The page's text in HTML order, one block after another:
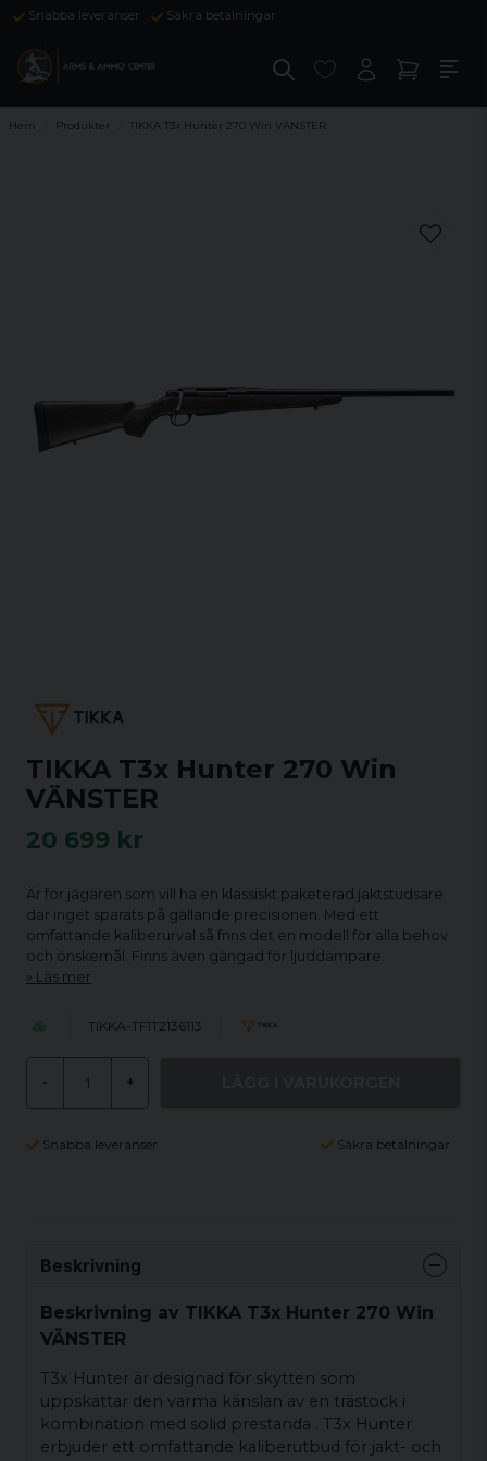
Snabba leveranser Säkra betalningar
Hem Produkter TIKKA T3x Hunter 270 Win VÄNSTER
TIKKA T3x Hunter 270 Win
VÄNSTER
20 699 kr
Är för jägaren som vill ha en klassiskt paketerad jaktstudsare
där inget sparats på gällande precisionen. Med ett
omfattande kaliberurval så fnns det en modell för alla behov
och önskemål. Finns även gängad för ljuddämpare.
Läs mer
TIKKA-TF1T2136113
- +
Snabba leveranser Säkra betalningar
Beskrivning
Beskrivning av TIKKA T3x Hunter 270 Win
VÄNSTER
T3x Hunter är designad för skytten som
uppskattar den varma känslan av en trästock i
kombination med solid prestanda . T3x Hunter
erbjuder ett omfattande kaliberutbud för jakt- och